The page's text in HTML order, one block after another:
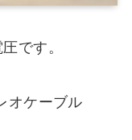
です。
オケーブル